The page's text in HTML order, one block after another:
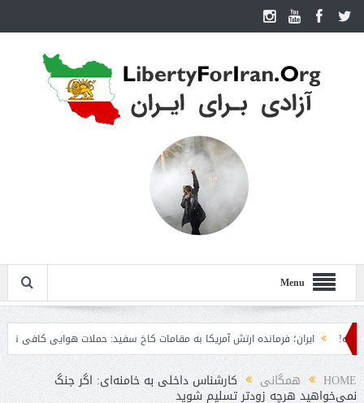
Menu
ایران؛ فرمانده ارتش آمریکا به مقامات کاخ سفید: حملات هوایی کافی نیست
HOME همگانی کارشناس داخلی به خامنه‌ای: اگر جنگ
نمی‌خواهید هرچه زودتر تسلیم شوید